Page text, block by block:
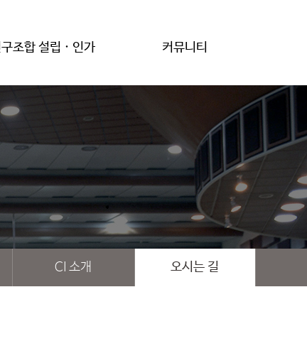
조합 설립 · 인가 커뮤니티
CI 소개 오시는 길